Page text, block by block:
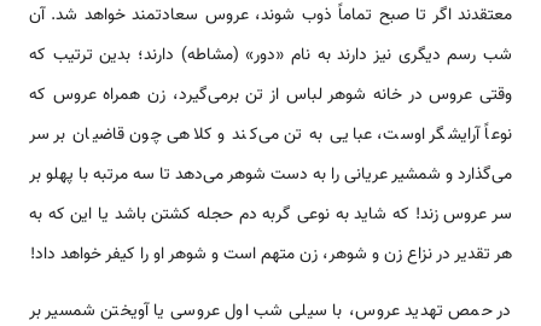
معتقدند اگر تا صبح تماماً ذوب شوند، عروس سعادتمند خواهد شد. آن
شب رسم دیگری نیز دارند به نام «دور» (مشاطه) دارند؛ بدین ترتیب که
وقتی عروس در خانه شوهر لباس از تن بر‌‌‌‌‌‌می‌گیرد، زن همراه عروس که
نوعاً آرایشگر اوست، عبایی به تن ‌‌‌‌‌‌می‌کند و کلاهی چون قاضیان بر سر
‌‌‌‌‌‌می‌گذارد و شمشیر عریانی را به دست شوهر ‌‌‌‌‌‌می‌دهد تا سه مرتبه با پهلو بر
سر عروس زند! که شاید به نوعی گربه دم حجله کشتن باشد یا این که به
هر تقدیر در نزاع زن و شوهر، زن متهم ‌‌‌‌‌‌‌‌‌است و شوهر او را کیفر خواهد داد!
در حمص تهدید عروس، با سیلی شب اول عروسی یا آویختن شمسیر بر